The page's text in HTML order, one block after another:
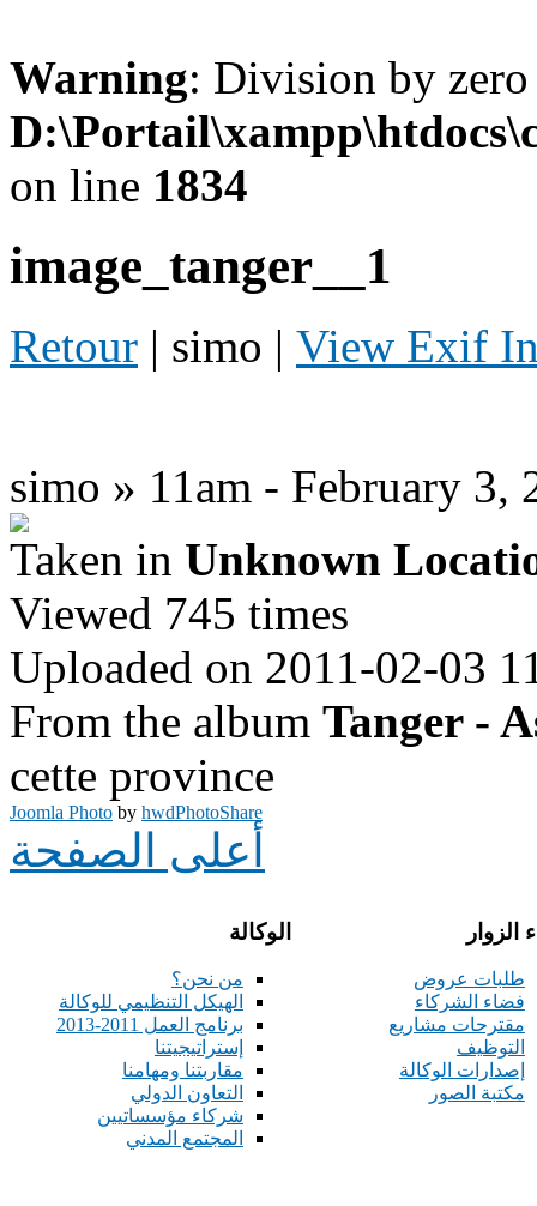
Warning: Division by
on line 1834
image_tanger__1
Retour | simo | View Exif
simo » 11am - February 3,
Taken in Unknown
Viewed 745 times
Uploaded on 2011-02-03
From the album Tanger -
cette province
Joomla Photo by hwdPhotoShare
أعلى الصفحة
الوكالة
من نحن؟
الهيكل التنظيمي للوكالة
برنامج العمل 2011-2013
إستراتيجيتنا
مقاربتنا ومهامنا
التعاون الدولي
شركاء مؤسساتيين
المجتمع المدني
الزوار
طلبات عروض
فضاء الشركاء
مقترحات مشاريع
التوظيف
إصدارات الوكالة
مكتبة الصور